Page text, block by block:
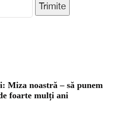
Trimite
Miza noastră – să punem
foarte mulți ani